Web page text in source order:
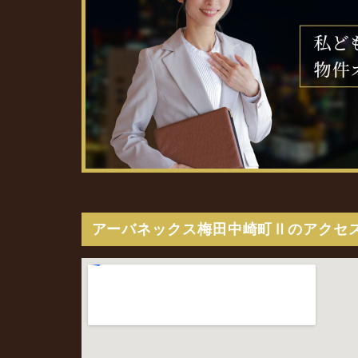
アーバネックス梅田中崎町Ⅱのアクセ